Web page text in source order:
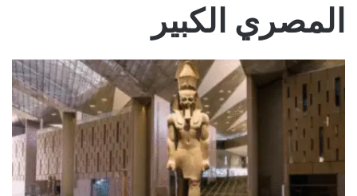
المصري الكبير